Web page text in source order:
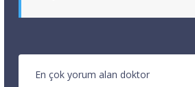
En çok yorum alan doktor